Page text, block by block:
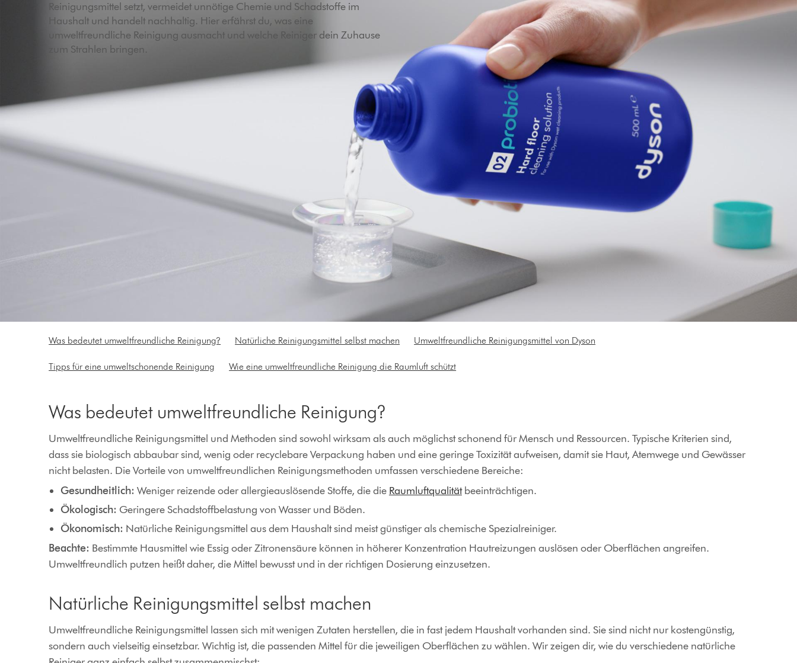
Reinigungsmittel setzt, vermeidet unnötige Chemie und Schadstoffe im
Haushalt und handelt nachhaltig. Hier erfährst du, was eine
umweltfreundliche Reinigung ausmacht und welche Reiniger dein Zuhause
zum Strahlen bringen.
Was bedeutet umweltfreundliche Reinigung? Natürliche Reinigungsmittel selbst machen Umweltfreundliche Reinigungsmittel von Dyson
Tipps für eine umweltschonende Reinigung Wie eine umweltfreundliche Reinigung die Raumluft schützt
Was bedeutet umweltfreundliche Reinigung?
Umweltfreundliche Reinigungsmittel und Methoden sind sowohl wirksam als auch möglichst schonend für Mensch und Ressourcen. Typische Kriterien sind,
dass sie biologisch abbaubar sind, wenig oder recyclebare Verpackung haben und eine geringe Toxizität aufweisen, damit sie Haut, Atemwege und Gewässer
nicht belasten. Die Vorteile von umweltfreundlichen Reinigungsmethoden umfassen verschiedene Bereiche:
Gesundheitlich: Weniger reizende oder allergieauslösende Stoffe, die die Raumluftqualitätbeeinträchtigen.
Ökologisch: Geringere Schadstoffbelastung von Wasser und Böden.
Ökonomisch: Natürliche Reinigungsmittel aus dem Haushalt sind meist günstiger als chemische Spezialreiniger.
Beachte: Bestimmte Hausmittel wie Essig oder Zitronensäure können in höherer Konzentration Hautreizungen auslösen oder Oberflächen angreifen.
Umweltfreundlich putzen heißt daher, die Mittel bewusst und in der richtigen Dosierung einzusetzen.
Natürliche Reinigungsmittel selbst machen
Umweltfreundliche Reinigungsmittel lassen sich mit wenigen Zutaten herstellen, die in fast jedem Haushalt vorhanden sind. Sie sind nicht nur kostengünstig,
sondern auch vielseitig einsetzbar. Wichtig ist, die passenden Mittel für die jeweiligen Oberflächen zu wählen. Wir zeigen dir, wie du verschiedene natürliche